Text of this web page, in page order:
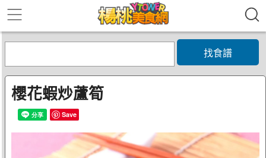
找食譜
櫻花蝦炒蘆筍
Save